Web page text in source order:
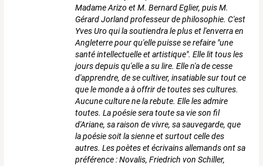
Madame Arizo et M. Bernard Eglier, puis M.
Gérard Jorland professeur de philosophie. C'est
Yves Uro qui la soutiendra le plus et l'enverra en
Angleterre pour qu'elle puisse se refaire "une
santé intellectuelle et artistique". Elle lit tous les
jours depuis qu'elle a su lire. Elle n'a de cesse
d'apprendre, de se cultiver, insatiable sur tout ce
que le monde a à offrir de toutes ses cultures.
Aucune culture ne la rebute. Elle les admire
toutes. La poésie sera toute sa vie son fil
d'Ariane, sa raison de vivre, sa sauvegarde, que
la poésie soit la sienne et surtout celle des
autres. Les poètes et écrivains allemands ont sa
préférence : Novalis, Friedrich von Schiller,